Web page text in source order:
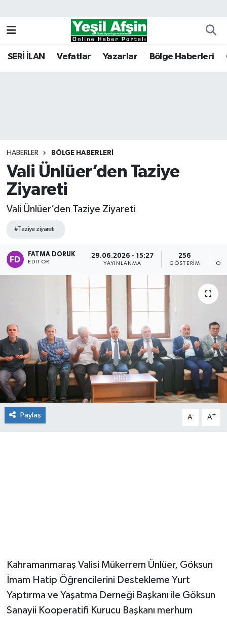
SERİ İLAN Vefatlar Yazarlar Bölge Haberleri
HABERLER BÖLGE HABERLERI
Vali Ünlüer’den Taziye
Ziyareti
Vali Ünlüer’den Taziye Ziyareti
#Taziye ziyareti
FATMA DORUK
EDITÖR
29.06.2026 - 15:27
YAYINLANMA
256
GÖSTERIM
Paylaş A- A+
Kahramanmaraş Valisi Mükerrem Ünlüer, Göksun
İmam Hatip Öğrencilerini Destekleme Yurt
Yaptırma ve Yaşatma Derneği Başkanı ile Göksun
Sanayii Kooperatifi Kurucu Başkanı merhum
Kahramanmaraş Nöbetçi Eczaneler
Tüm Manşetler
Son Dakika Haberleri